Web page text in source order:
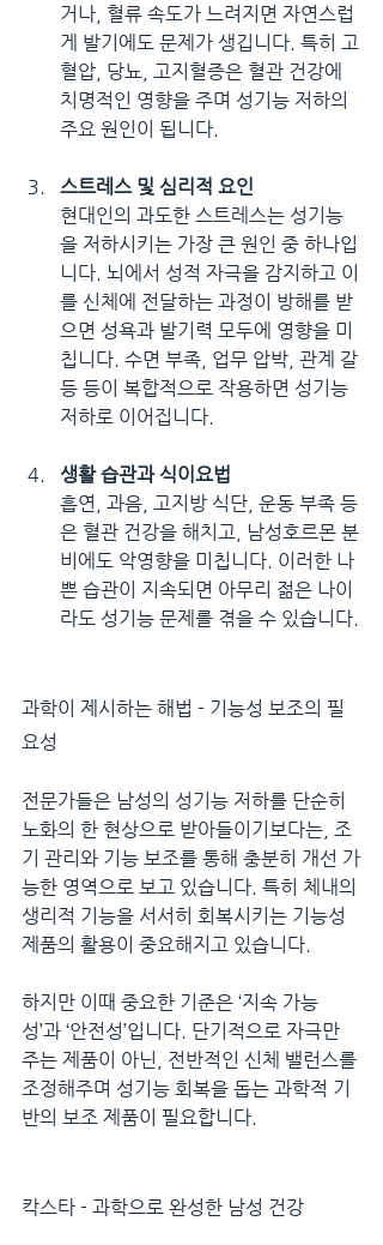
거나, 혈류 속도가 느려지면 자연스럽
게 발기에도 문제가 생깁니다. 특히 고
혈압, 당뇨, 고지혈증은 혈관 건강에
치명적인 영향을 주며 성기능 저하의
주요 원인이 됩니다.
스트레스 및 심리적 요인
현대인의 과도한 스트레스는 성기능
을 저하시키는 가장 큰 원인 중 하나입
니다. 뇌에서 성적 자극을 감지하고 이
를 신체에 전달하는 과정이 방해를 받
으면 성욕과 발기력 모두에 영향을 미
칩니다. 수면 부족, 업무 압박, 관계 갈
등 등이 복합적으로 작용하면 성기능
저하로 이어집니다.
생활 습관과 식이요법
흡연, 과음, 고지방 식단, 운동 부족 등
은 혈관 건강을 해치고, 남성호르몬 분
비에도 악영향을 미칩니다. 이러한 나
쁜 습관이 지속되면 아무리 젊은 나이
라도 성기능 문제를 겪을 수 있습니다.
과학이 제시하는 해법 - 기능성 보조의 필
요성
전문가들은 남성의 성기능 저하를 단순히
노화의 한 현상으로 받아들이기보다는, 조
기 관리와 기능 보조를 통해 충분히 개선 가
능한 영역으로 보고 있습니다. 특히 체내의
생리적 기능을 서서히 회복시키는 기능성
제품의 활용이 중요해지고 있습니다.
하지만 이때 중요한 기준은 ‘지속 가능
성’과 ‘안전성’입니다. 단기적으로 자극만
주는 제품이 아닌, 전반적인 신체 밸런스를
조정해주며 성기능 회복을 돕는 과학적 기
반의 보조 제품이 필요합니다.
칵스타 - 과학으로 완성한 남성 건강